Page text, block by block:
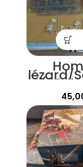
lézard/
n (28